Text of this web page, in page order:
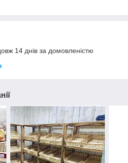
14 днів за домовленістю